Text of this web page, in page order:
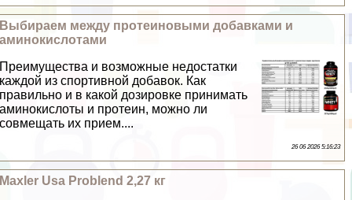
Выбираем между протеиновыми добавками и
аминокислотами
Преимущества и возможные недостатки
каждой из спортивной добавок. Как
правильно и в какой дозировке принимать
аминокислоты и протеин, можно ли
совмещать их прием....
26 06 2026 5:16:23
Maxler Usa Problend 2,27 кг